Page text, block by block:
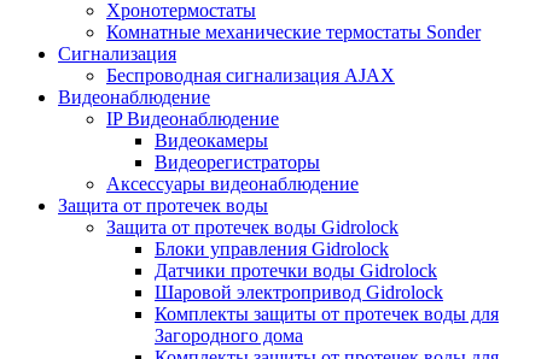
Хронотермостаты
Комнатные механические термостаты Sonder
Сигнализация
Беспроводная сигнализация AJAX
Видеонаблюдение
IP Видеонаблюдение
Видеокамеры
Видеорегистраторы
Аксессуары видеонаблюдение
Защита от протечек воды
Защита от протечек воды Gidrolock
Блоки управления Gidrolock
Датчики протечки воды Gidrolock
Шаровой электропривод Gidrolock
Комплекты защиты от протечек воды для
Загородного дома